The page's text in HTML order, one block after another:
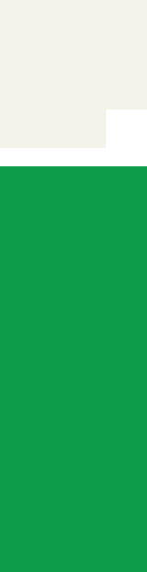
δεσμεύσεις.
της δημόσιας